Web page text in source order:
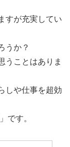
すが充実してい
うか？
うことはありま
しや仕事を超効
です。